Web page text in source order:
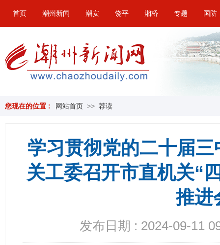
首页 潮州新闻 潮安 饶平 湘桥 专题 国防
您现在的位置 : 网站首页 >> 荐读
学习贯彻党的二十届
关工委召开市直机关“
推进
发布日期 : 2024-09-11